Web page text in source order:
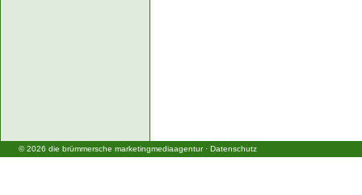
© 2026 die brümmersche marketingmediaagentur· Datenschutz